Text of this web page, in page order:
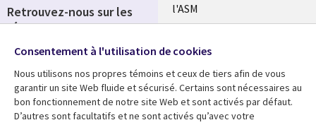
l'ASM
Fusions
Ressources Support
Retrouvez-nous sur les
réseaux
Social
Media
FRANCE
Consentement à l'utilisation de cookies
Nous utilisons nos propres témoins et ceux de tiers afin de vous
garantir un site Web fluide et sécurisé. Certains sont nécessaires au
bon fonctionnement de notre site Web et sont activés par défaut.
D’autres sont facultatifs et ne sont activés qu’avec votre